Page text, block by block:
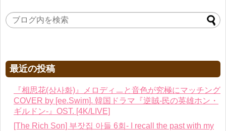
最近の投稿
『相思花(상사화)』メロディㅡと音色が究極にマッチング
COVER by [ee.Swim]. 韓国ドラマ『逆賊-民の英雄ホン・
ギルドン-』OST. [4K/LIVE]
[The Rich Son] 부잣집 아들 6회- I recall the past with my